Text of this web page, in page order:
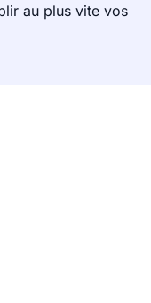
au plus vite vos